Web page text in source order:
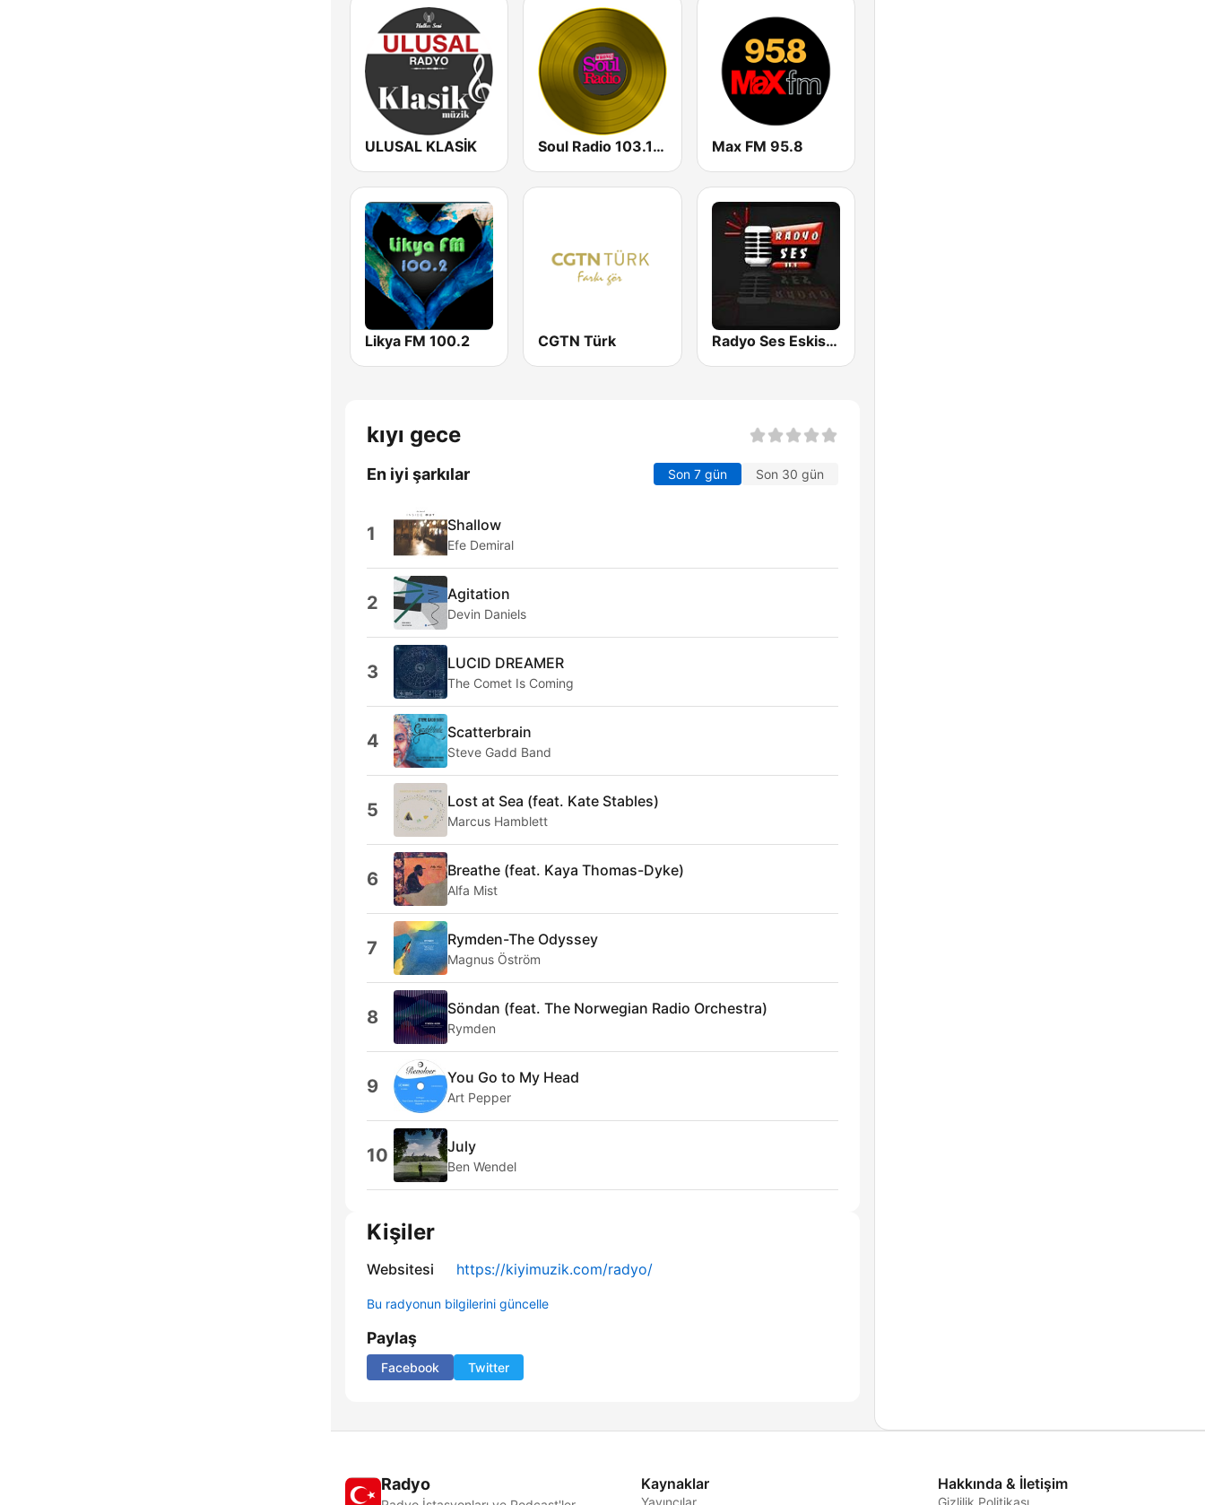
ULUSAL KLASİK Soul Radio 103.1 FM Max FM 95.8
Likya FM 100.2 CGTN Türk Radyo Ses Eskisehir
kıyı gece
En iyi şarkılar Son 7 gün Son 30 gün
1 Shallow
Efe Demiral
2 Agitation
Devin Daniels
3 LUCID DREAMER
The Comet Is Coming
4 Scatterbrain
Steve Gadd Band
5 Lost at Sea (feat. Kate Stables)
Marcus Hamblett
6 Breathe (feat. Kaya Thomas-Dyke)
Alfa Mist
7 Rymden-The Odyssey
Magnus Öström
8 Söndan (feat. The Norwegian Radio Orchestra)
Rymden
9 You Go to My Head
Art Pepper
10 July
Ben Wendel
Kişiler
Websitesi https://kiyimuzik.com/radyo/
Bu radyonun bilgilerini güncelle
Paylaş
Facebook Twitter
Radyo Kaynaklar Hakkında & İletişim